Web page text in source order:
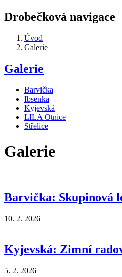
Drobečková navigace
Úvod
Galerie
Galerie
Barvička
Ibsenka
Kyjevská
LILA Otnice
Střelice
Galerie
Barvička: Skupinová
10. 2. 2026
Kyjevská: Zimní
5. 2. 2026